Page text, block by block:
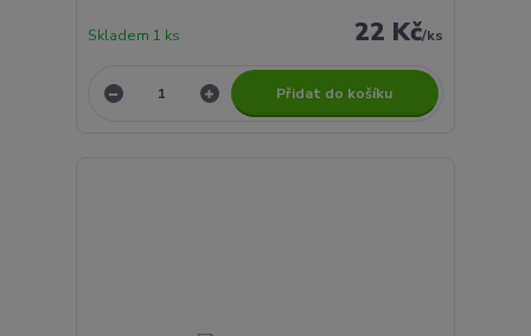
22 Kč/ks
Skladem 1 ks
Přidat do košíku